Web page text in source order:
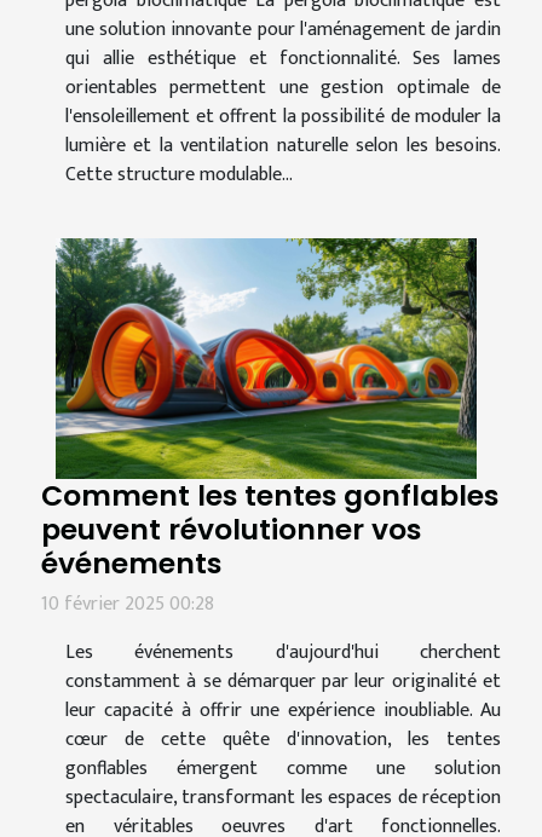
une solution innovante pour l'aménagement de jardin
qui allie esthétique et fonctionnalité. Ses lames
orientables permettent une gestion optimale de
l'ensoleillement et offrent la possibilité de moduler la
lumière et la ventilation naturelle selon les besoins.
Cette structure modulable...
Comment les tentes gonflables
peuvent révolutionner vos
événements
10 février 2025 00:28
Les événements d'aujourd'hui cherchent
constamment à se démarquer par leur originalité et
leur capacité à offrir une expérience inoubliable. Au
cœur de cette quête d'innovation, les tentes
gonflables émergent comme une solution
spectaculaire, transformant les espaces de réception
en véritables oeuvres d'art fonctionnelles.